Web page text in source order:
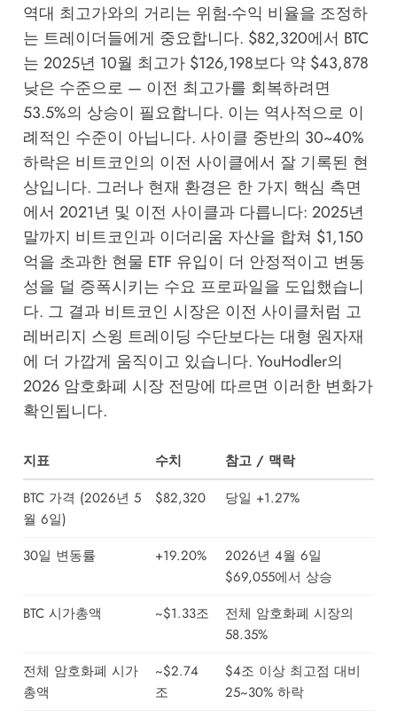
역대 최고가와의 거리는 위험-수익 비율을 조정하
는 트레이더들에게 중요합니다. $82,320에서 BTC
는 2025년 10월 최고가 $126,198보다 약 $43,878
낮은 수준으로 — 이전 최고가를 회복하려면
53.5%의 상승이 필요합니다. 이는 역사적으로 이
례적인 수준이 아닙니다. 사이클 중반의 30~40%
하락은 비트코인의 이전 사이클에서 잘 기록된 현
상입니다. 그러나 현재 환경은 한 가지 핵심 측면
에서 2021년 및 이전 사이클과 다릅니다: 2025년
말까지 비트코인과 이더리움 자산을 합쳐 $1,150
억을 초과한 현물 ETF 유입이 더 안정적이고 변동
성을 덜 증폭시키는 수요 프로파일을 도입했습니
다. 그 결과 비트코인 시장은 이전 사이클처럼 고
레버리지 스윙 트레이딩 수단보다는 대형 원자재
에 더 가깝게 움직이고 있습니다. YouHodler의
2026 암호화폐 시장 전망에 따르면 이러한 변화가
확인됩니다.
지표 수치
참고 / 맥락
BTC 가격 (2026년 5
월 6일)
$82,320 당일 +1.27%
30일 변동률 +19.20%
2026년 4월 6일
$69,055에서 상승
BTC 시가총액
~$1.33조
전체 암호화폐 시장의
58.35%
전체 암호화폐 시가
총액
~$2.74
조
$4조 이상 최고점 대비
25~30% 하락